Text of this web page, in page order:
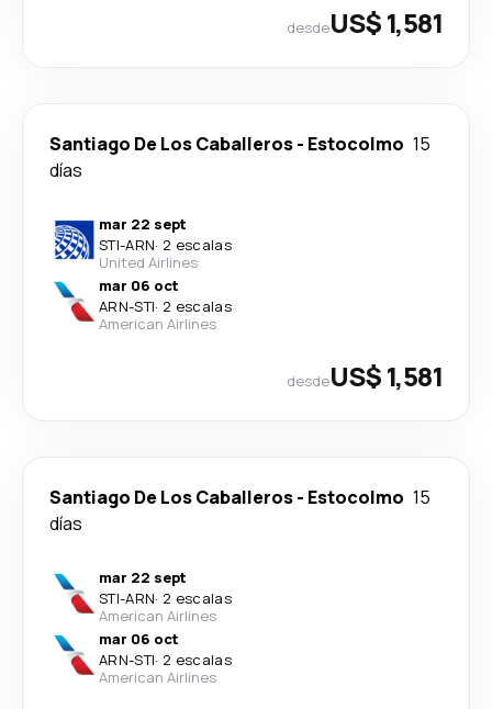
desdeUS$ 1,581
Santiago De Los Caballeros- Estocolmo 15
días
mar 22 sept
STI-ARN· 2 escalas
United Airlines
mar 06 oct
ARN-STI· 2 escalas
American Airlines
desdeUS$ 1,581
Santiago De Los Caballeros- Estocolmo 15
días
mar 22 sept
STI-ARN· 2 escalas
American Airlines
mar 06 oct
ARN-STI· 2 escalas
American Airlines